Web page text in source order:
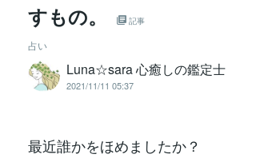
すもの。
記事
占い
Luna☆sara 心癒しの鑑定士
2021/11/11 05:37
最近誰かをほめましたか？